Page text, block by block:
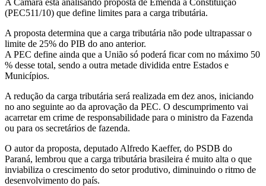
(PEC511/10) que define limites para a carga tributária.
A proposta determina que a carga tributária não pode ultrapassar o
limite de 25% do PIB do ano anterior.
A PEC define ainda que a União só poderá ficar com no máximo 50
% desse total, sendo a outra metade dividida entre Estados e
Municípios.
A redução da carga tributária será realizada em dez anos, iniciando
no ano seguinte ao da aprovação da PEC. O descumprimento vai
acarretar em crime de responsabilidade para o ministro da Fazenda
ou para os secretários de fazenda.
O autor da proposta, deputado Alfredo Kaeffer, do PSDB do
Paraná, lembrou que a carga tributária brasileira é muito alta o que
inviabiliza o crescimento do setor produtivo, diminuindo o ritmo de
desenvolvimento do país.